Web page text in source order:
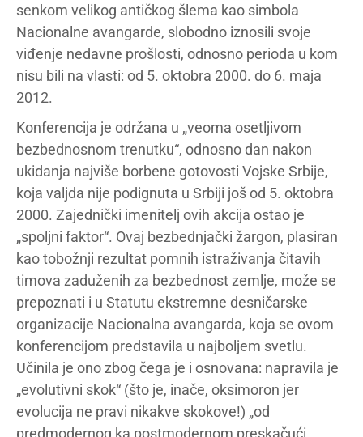
senkom velikog antičkog šlema kao simbola
Nacionalne avangarde, slobodno iznosili svoje
viđenje nedavne prošlosti, odnosno perioda u kom
nisu bili na vlasti: od 5. oktobra 2000. do 6. maja
2012.
Konferencija je održana u „veoma osetljivom
bezbednosnom trenutku“, odnosno dan nakon
ukidanja najviše borbene gotovosti Vojske Srbije,
koja valjda nije podignuta u Srbiji još od 5. oktobra
2000. Zajednički imenitelj ovih akcija ostao je
„spoljni faktor“. Ovaj bezbednjački žargon, plasiran
kao tobožnji rezultat pomnih istraživanja čitavih
timova zaduženih za bezbednost zemlje, može se
prepoznati i u Statutu ekstremne desničarske
organizacije Nacionalna avangarda, koja se ovom
konferencijom predstavila u najboljem svetlu.
Učinila je ono zbog čega je i osnovana: napravila je
„evolutivni skok“ (što je, inače, oksimoron jer
evolucija ne pravi nikakve skokove!) „od
predmodernog ka postmodernom preskačući